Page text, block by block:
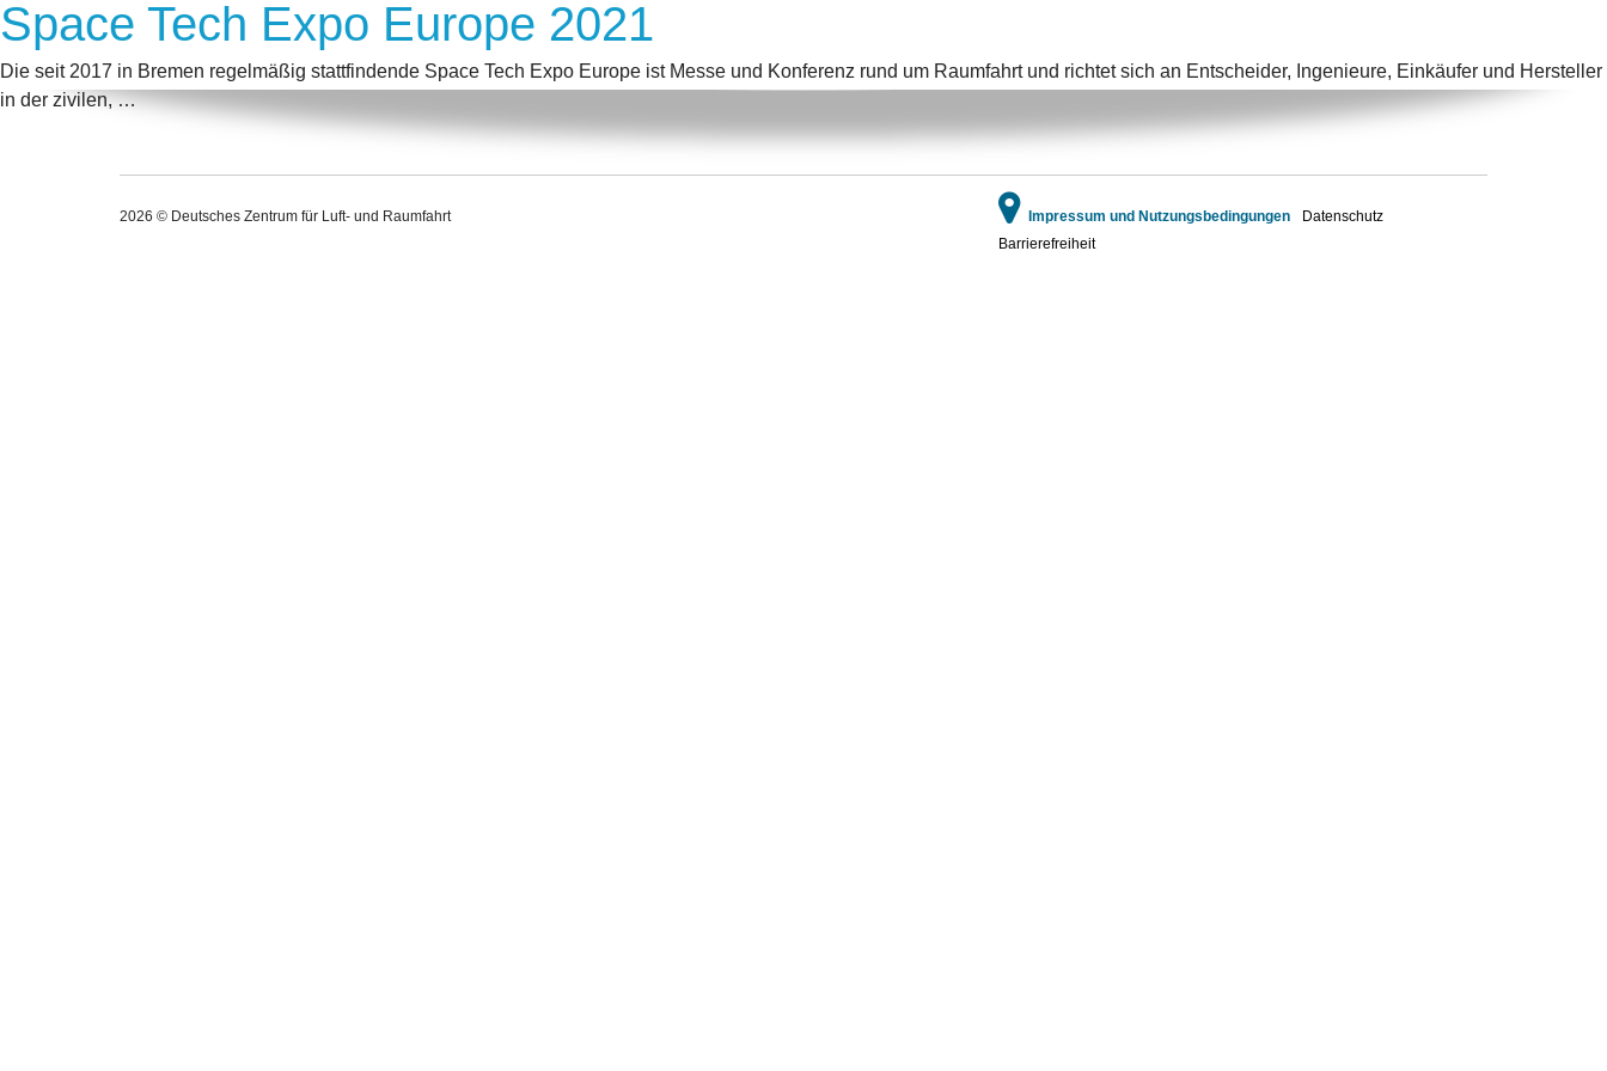
Space Tech Expo Europe 2021
Die seit 2017 in Bremen regelmäßig stattfindende Space Tech Expo Europe ist Messe und Konferenz rund um Raumfahrt und richtet sich an Entscheider, Ingenieure, Einkäufer und Hersteller
in der zivilen, …
2026 © Deutsches Zentrum für Luft- und Raumfahrt Impressum und Nutzungsbedingungen
Datenschutz
Barrierefreiheit